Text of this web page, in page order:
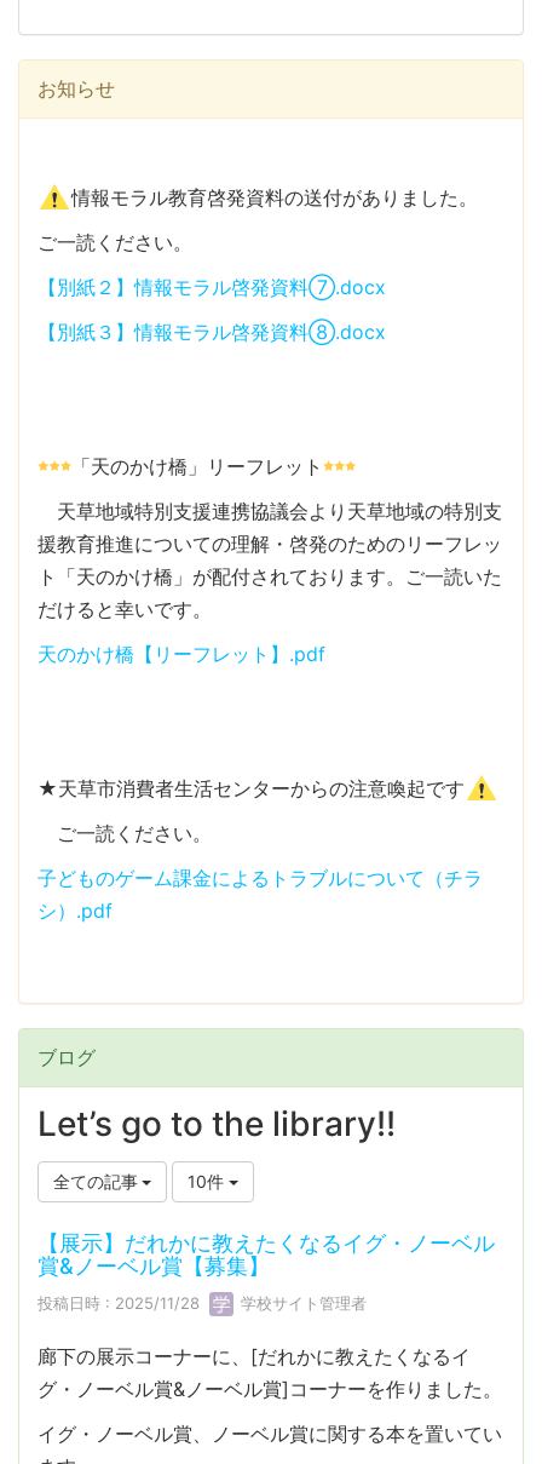
お知らせ
情報モラル教育啓発資料の送付がありました。
ご一読ください。
【別紙２】情報モラル啓発資料⑦.docx
【別紙３】情報モラル啓発資料⑧.docx
「天のかけ橋」リーフレット
天草地域特別支援連携協議会より天草地域の特別支
援教育推進についての理解・啓発のためのリーフレッ
ト「天のかけ橋」が配付されております。ご一読いた
だけると幸いです。
天のかけ橋【リーフレット】.pdf
★天草市消費者生活センターからの注意喚起です
ご一読ください。
子どものゲーム課金によるトラブルについて（チラ
シ）.pdf
ブログ
Let’s go to the library!!
全ての記事 10件
【展示】だれかに教えたくなるイグ・ノーベル
賞&ノーベル賞【募集】
投稿日時 : 2025/11/28 学校サイト管理者
廊下の展示コーナーに、[だれかに教えたくなるイ
グ・ノーベル賞&ノーベル賞]コーナーを作りました。
イグ・ノーベル賞、ノーベル賞に関する本を置いてい